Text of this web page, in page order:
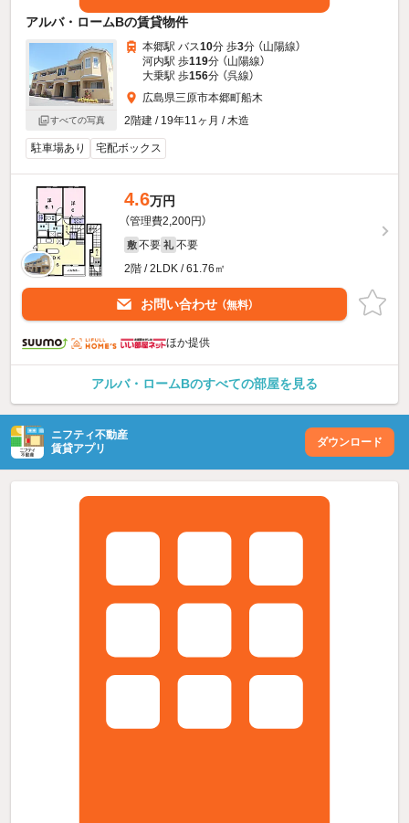
アルバ・ロームBの賃貸物件
すべての写真
本郷駅 バス10分 歩3分 （山陽線）
河内駅 歩119分 （山陽線）
大乗駅 歩156分 （呉線）
広島県三原市本郷町船木
2階建 / 19年11ヶ月 / 木造
駐車場あり 宅配ボックス
4.6万円
（管理費2,200円）
敷 不要 礼 不要
2階 / 2LDK / 61.76㎡
お問い合わせ （無料）
ほか提供
アルバ・ロームBのすべての部屋を見る
ニフティ不動産
賃貸アプリ
ダウンロード